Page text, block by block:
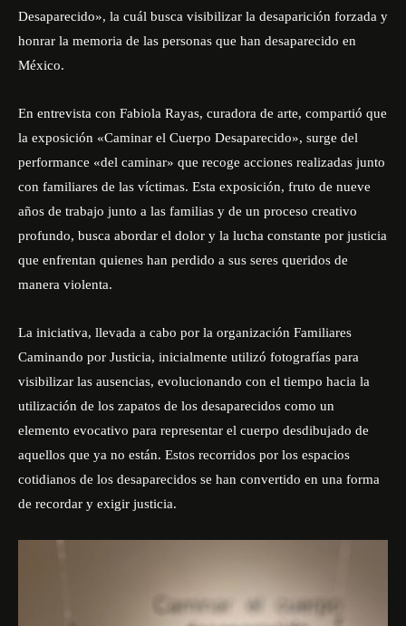
Desaparecido», la cuál busca visibilizar la desaparición forzada y
honrar la memoria de las personas que han desaparecido en
México.
En entrevista con Fabiola Rayas, curadora de arte, compartió que
la exposición «Caminar el Cuerpo Desaparecido», surge del
performance «del caminar» que recoge acciones realizadas junto
con familiares de las víctimas. Esta exposición, fruto de nueve
años de trabajo junto a las familias y de un proceso creativo
profundo, busca abordar el dolor y la lucha constante por justicia
que enfrentan quienes han perdido a sus seres queridos de
manera violenta.
La iniciativa, llevada a cabo por la organización Familiares
Caminando por Justicia, inicialmente utilizó fotografías para
visibilizar las ausencias, evolucionando con el tiempo hacia la
utilización de los zapatos de los desaparecidos como un
elemento evocativo para representar el cuerpo desdibujado de
aquellos que ya no están. Estos recorridos por los espacios
cotidianos de los desaparecidos se han convertido en una forma
de recordar y exigir justicia.